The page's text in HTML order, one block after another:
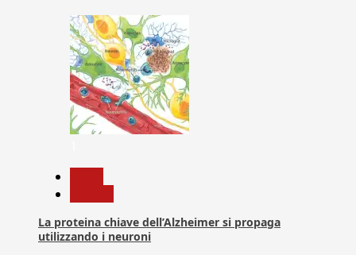
La proteina chiave dell’Alzheimer si propaga
utilizzando i neuroni